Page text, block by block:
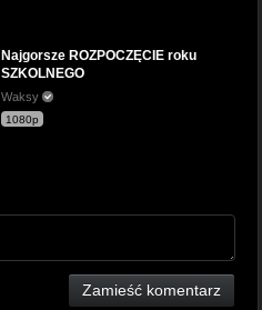
Najgorsze ROZPOCZĘCIE roku
SZKOLNEGO
Waksy
1080p
Zamieść komentarz